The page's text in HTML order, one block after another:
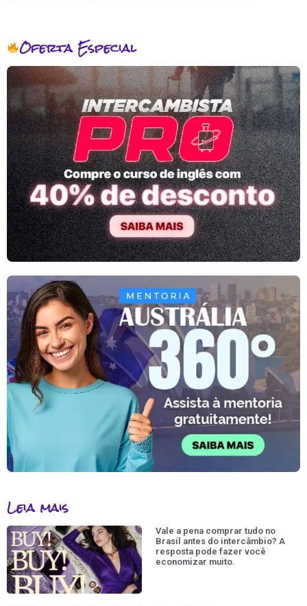
Oferta Especial
Leia mais
Vale a pena comprar tudo no
Brasil antes do intercâmbio? A
resposta pode fazer você
economizar muito.